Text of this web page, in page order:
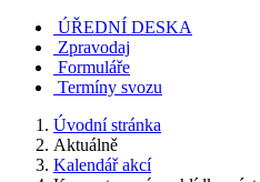
ÚŘEDNÍ DESKA
Zpravodaj
Formuláře
Termíny svozu
Úvodní stránka
Aktuálně
Kalendář akcí